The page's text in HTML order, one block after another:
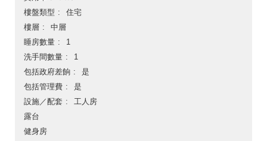
樓盤類型
住宅
樓層
中層
睡房數量
1
洗手間數量
1
包括政府差餉
是
包括管理費
是
設施／配套
工人房
露台
健身房